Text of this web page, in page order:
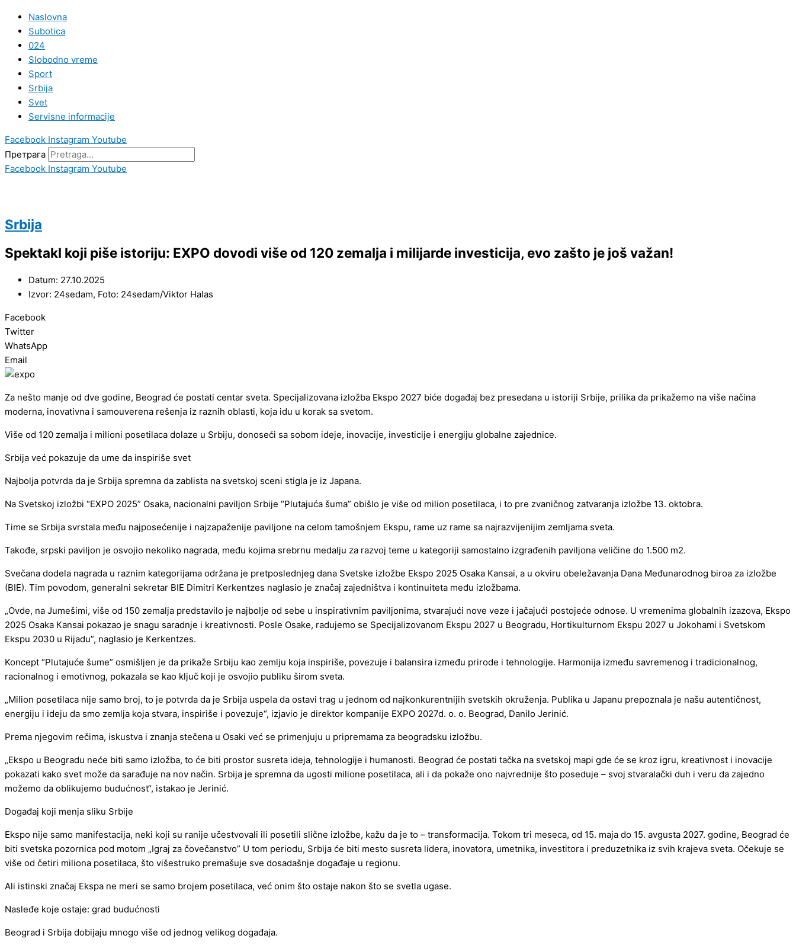
Naslovna
Subotica
024
Slobodno vreme
Sport
Srbija
Svet
Servisne informacije
Facebook Instagram Youtube
Претрага
Facebook Instagram Youtube
Srbija
Spektakl koji piše istoriju: EXPO dovodi više od 120 zemalja i milijarde investicija, evo zašto je još važan!
Datum: 27.10.2025
Izvor: 24sedam, Foto: 24sedam/Viktor Halas
Facebook
Twitter
WhatsApp
Email
Za nešto manje od dve godine, Beograd će postati centar sveta. Specijalizovana izložba Ekspo 2027 biće događaj bez presedana u istoriji Srbije, prilika da prikažemo na više načina
moderna, inovativna i samouverena rešenja iz raznih oblasti, koja idu u korak sa svetom.
Više od 120 zemalja i milioni posetilaca dolaze u Srbiju, donoseći sa sobom ideje, inovacije, investicije i energiju globalne zajednice.
Srbija već pokazuje da ume da inspiriše svet
Najbolja potvrda da je Srbija spremna da zablista na svetskoj sceni stigla je iz Japana.
Na Svetskoj izložbi “EXPO 2025” Osaka, nacionalni paviljon Srbije “Plutajuća šuma” obišlo je više od milion posetilaca, i to pre zvaničnog zatvaranja izložbe 13. oktobra.
Time se Srbija svrstala među najposećenije i najzapaženije paviljone na celom tamošnjem Ekspu, rame uz rame sa najrazvijenijim zemljama sveta.
Takođe, srpski paviljon je osvojio nekoliko nagrada, među kojima srebrnu medalju za razvoj teme u kategoriji samostalno izgrađenih paviljona veličine do 1.500 m2.
Svečana dodela nagrada u raznim kategorijama održana je pretposlednjeg dana Svetske izložbe Ekspo 2025 Osaka Кansai, a u okviru obeležavanja Dana Međunarodnog biroa za izložbe
(BIE). Tim povodom, generalni sekretar BIE Dimitri Кerkentzes naglasio je značaj zajedništva i kontinuiteta među izložbama.
„Ovde, na Jumešimi, više od 150 zemalja predstavilo je najbolje od sebe u inspirativnim paviljonima, stvarajući nove veze i jačajući postojeće odnose. U vremenima globalnih izazova, Ekspo
2025 Osaka Кansai pokazao je snagu saradnje i kreativnosti. Posle Osake, radujemo se Specijalizovanom Ekspu 2027 u Beogradu, Hortikulturnom Ekspu 2027 u Jokohami i Svetskom
Ekspu 2030 u Rijadu”, naglasio je Кerkentzes.
Koncept “Plutajuće šume” osmišljen je da prikaže Srbiju kao zemlju koja inspiriše, povezuje i balansira između prirode i tehnologije. Harmonija između savremenog i tradicionalnog,
racionalnog i emotivnog, pokazala se kao ključ koji je osvojio publiku širom sveta.
„Milion posetilaca nije samo broj, to je potvrda da je Srbija uspela da ostavi trag u jednom od najkonkurentnijih svetskih okruženja. Publika u Japanu prepoznala je našu autentičnost,
energiju i ideju da smo zemlja koja stvara, inspiriše i povezuje“, izjavio je direktor kompanije EXPO 2027d. o. o. Beograd, Danilo Jerinić.
Prema njegovim rečima, iskustva i znanja stečena u Osaki već se primenjuju u pripremama za beogradsku izložbu.
„Ekspo u Beogradu neće biti samo izložba, to će biti prostor susreta ideja, tehnologije i humanosti. Beograd će postati tačka na svetskoj mapi gde će se kroz igru, kreativnost i inovacije
pokazati kako svet može da sarađuje na nov način. Srbija je spremna da ugosti milione posetilaca, ali i da pokaže ono najvrednije što poseduje – svoj stvaralački duh i veru da zajedno
možemo da oblikujemo budućnost“, istakao je Jerinić.
Događaj koji menja sliku Srbije
Ekspo nije samo manifestacija, neki koji su ranije učestvovali ili posetili slične izložbe, kažu da je to – transformacija. Tokom tri meseca, od 15. maja do 15. avgusta 2027. godine, Beograd će
biti svetska pozornica pod motom „Igraj za čovečanstvo” U tom periodu, Srbija će biti mesto susreta lidera, inovatora, umetnika, investitora i preduzetnika iz svih krajeva sveta. Očekuje se
više od četiri miliona posetilaca, što višestruko premašuje sve dosadašnje događaje u regionu.
Ali istinski značaj Ekspa ne meri se samo brojem posetilaca, već onim što ostaje nakon što se svetla ugase.
Nasleđe koje ostaje: grad budućnosti
Beograd i Srbija dobijaju mnogo više od jednog velikog događaja.